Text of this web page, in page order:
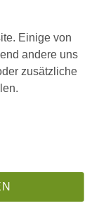
Links
"IMéRA -
Einige von
andere uns
zusätzliche